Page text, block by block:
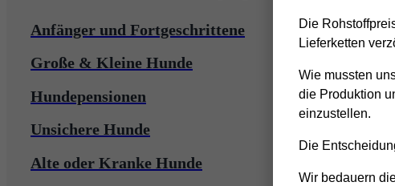
Anfänger und Fortgeschrittene
Große & Kleine Hunde
Hundepensionen
Unsichere Hunde
Alte oder Kranke Hunde
Die
Lieferketten
Wie mussten
die Produktion
einzustellen.
Die
Wir bedauern